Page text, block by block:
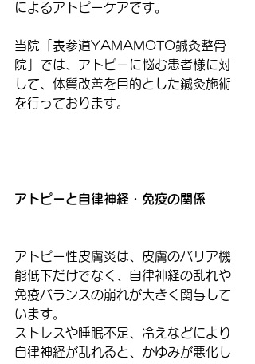
によるアトピーケアです。
当院「表参道YAMAMOTO鍼灸整骨
院」では、アトピーに悩む患者様に対
して、体質改善を目的とした鍼灸施術
を行っております。
アトピーと自律神経・免疫の関係
アトピー性皮膚炎は、皮膚のバリア機
能低下だけでなく、自律神経の乱れや
免疫バランスの崩れが大きく関与して
います。
ストレスや睡眠不足、冷えなどにより
自律神経が乱れると、かゆみが悪化し